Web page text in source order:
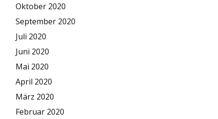
Oktober 2020
September 2020
Juli 2020
Juni 2020
Mai 2020
April 2020
März 2020
Februar 2020